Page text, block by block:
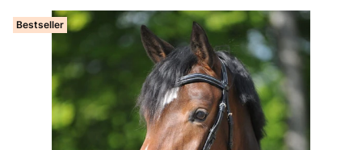
Bestseller